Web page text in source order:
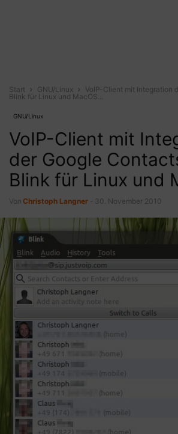
Start GNU/Linux
VoIP-Client mit Integration
Blink für Linux und MacOS...
GNU/Linux
VoIP-Client mit
der Google
Blink für Linux und
Von Christoph Langner 30. November 2010